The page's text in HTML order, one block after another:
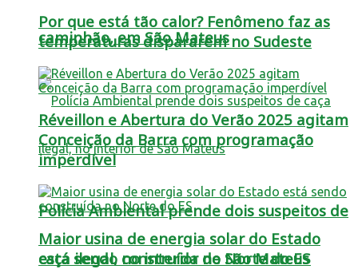
caminhão, em São Mateus
Polícia Ambiental prende dois suspeitos de
caça ilegal, no interior de São Mateus
Por que está tão calor? Fenômeno faz as
temperaturas dispararem no Sudeste
Réveillon e Abertura do Verão 2025 agitam
Conceição da Barra com programação
imperdível
Maior usina de energia solar do Estado
está sendo construída no Norte do ES